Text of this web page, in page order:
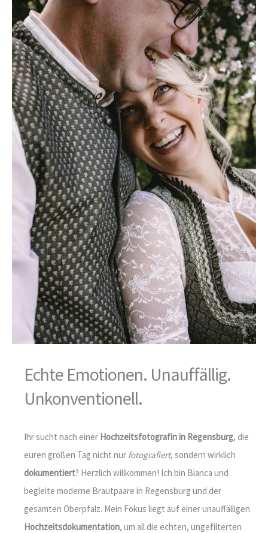
Echte Emotionen. Unauffällig.
Unkonventionell.
Ihr sucht nach einer Hochzeitsfotografin in Regensburg, die
euren großen Tag nicht nur fotografiert, sondern wirklich
dokumentiert? Herzlich willkommen! Ich bin Bianca und
begleite moderne Brautpaare in Regensburg und der
gesamten Oberpfalz. Mein Fokus liegt auf einer unauffälligen
Hochzeitsdokumentation, um all die echten, ungefilterten